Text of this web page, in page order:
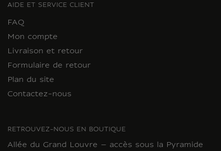
AIDE ET SERVICE CLIENT
FAQ
Mon compte
Livraison et retour
Formulaire de retour
Plan du site
Contactez-nous
RETROUVEZ-NOUS EN BOUTIQUE
Allée du Grand Louvre – accès sous la Pyramide